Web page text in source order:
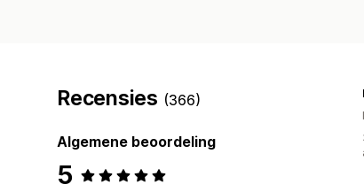
Recensies (366)
Algemene beoordeling
5